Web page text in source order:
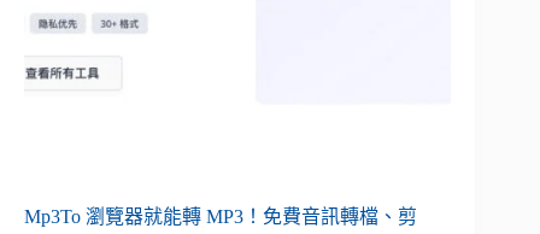
Mp3To 瀏覽器就能轉 MP3！免費音訊轉檔、剪